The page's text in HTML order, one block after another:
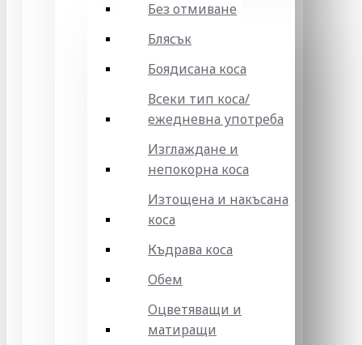
Без отмиване
Блясък
Боядисана коса
Всеки тип коса/
ежедневна употреба
Изглаждане и
непокорна коса
Изтощена и накъсана
коса
Къдрава коса
Обем
Оцветяващи и
матиращи